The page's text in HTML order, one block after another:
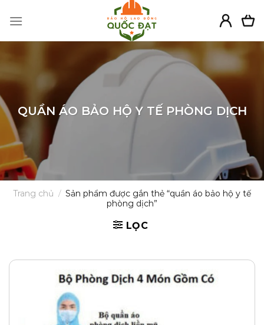
QUẦN ÁO BẢO HỘ Y TẾ PHÒNG DỊCH
Trang chủ / Sản phẩm được gắn thẻ “quần áo bảo hộ y tế
phòng dịch”
LỌC